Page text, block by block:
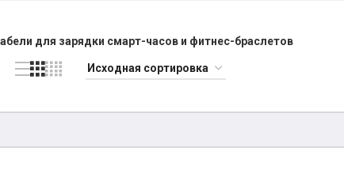
для зарядки смарт-часов и фитнес-браслетов